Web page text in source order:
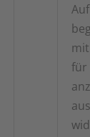
für